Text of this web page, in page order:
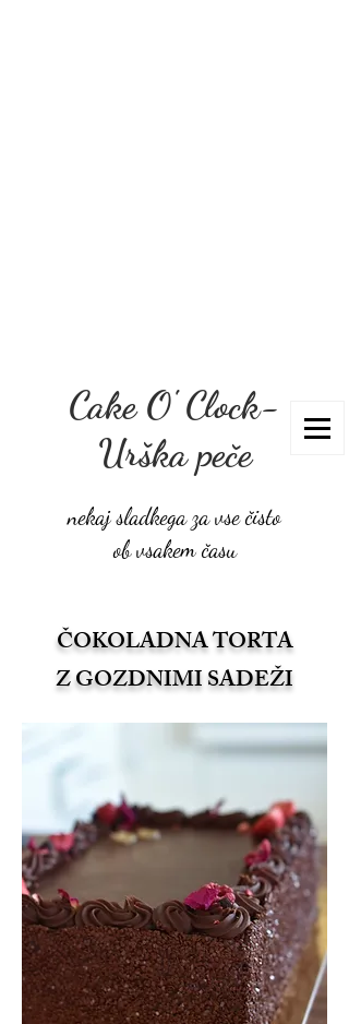
Cake O' Clock-
Urška peče
nekaj sladkega za vse čisto
ob vsakem času
ČOKOLADNA TORTA
Z GOZDNIMI SADEŽI